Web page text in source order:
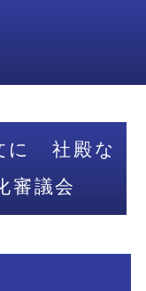
に 社殿な
審議会